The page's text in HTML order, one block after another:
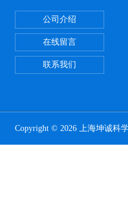
公司介绍
在线留言
联系我们
Copyright © 2026 上海坤诚科